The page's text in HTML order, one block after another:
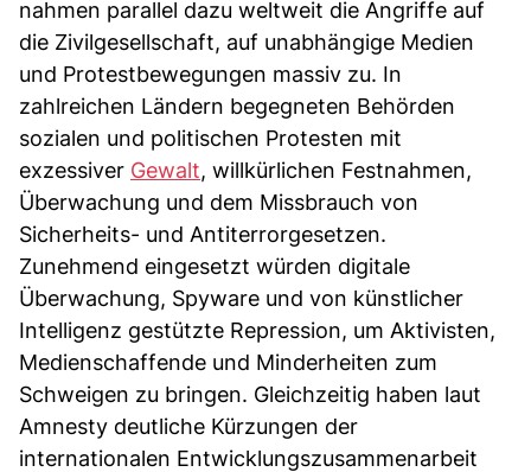
nahmen parallel dazu weltweit die Angriffe auf
die Zivilgesellschaft, auf unabhängige Medien
und Protestbewegungen massiv zu. In
zahlreichen Ländern begegneten Behörden
sozialen und politischen Protesten mit
exzessiver Gewalt, willkürlichen Festnahmen,
Überwachung und dem Missbrauch von
Sicherheits- und Antiterrorgesetzen.
Zunehmend eingesetzt würden digitale
Überwachung, Spyware und von künstlicher
Intelligenz gestützte Repression, um Aktivisten,
Medienschaffende und Minderheiten zum
Schweigen zu bringen. Gleichzeitig haben laut
Amnesty deutliche Kürzungen der
internationalen Entwicklungszusammenarbeit